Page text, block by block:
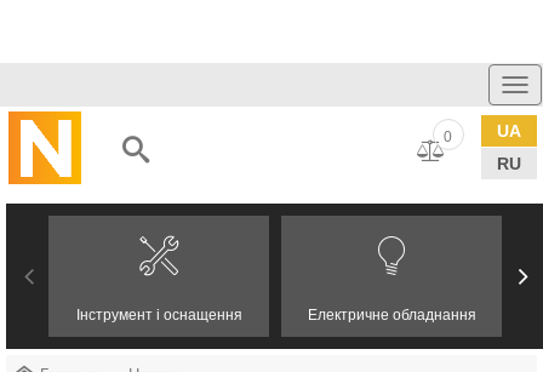
UA
RU
0
Інструмент і оснащення Електричне обладнання